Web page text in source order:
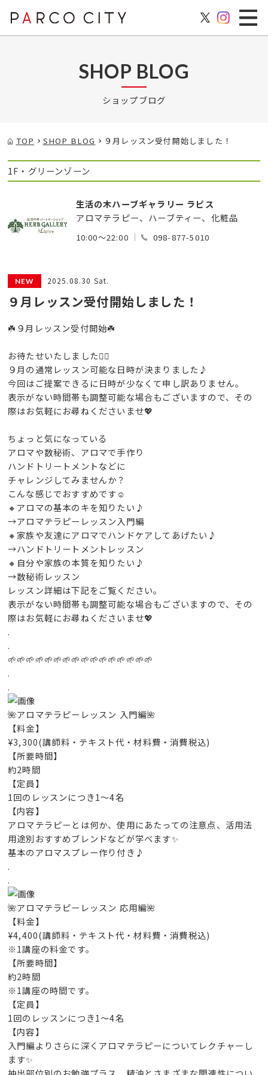
SHOP BLOG
ショップブログ
TOP SHOP BLOG ９月レッスン受付開始しました！
1F・グリーンゾーン
生活の木ハーブギャラリー ラピス
アロマテラピー、ハーブティー、化粧品
10:00～22:00 098-877-5010
2025.08.30 Sat.
９月レッスン受付開始しました！
☘️９月レッスン受付開始☘️
お待たせいたしました🙇‍♀️
９月の通常レッスン可能な日時が決まりました♪
今回はご提案できるに日時が少なくて申し訳ありません。
表示がない時間帯も調整可能な場合もございますので、その
際はお気軽にお尋ねくださいませ💖
ちょっと気になっている
アロマや数秘術、アロマで手作り
ハンドトリートメントなどに
チャレンジしてみませんか？
こんな感じでおすすめです☺️
🔸アロマの基本のキを知りたい♪
→アロマテラピーレッスン入門編
🔸家族や友達にアロマでハンドケアしてあげたい♪
→ハンドトリートメントレッスン
🔸自分や家族の本質を知りたい♪
→数秘術レッスン
レッスン詳細は下記をご覧ください。
表示がない時間帯も調整可能な場合もございますので、その
際はお気軽にお尋ねくださいませ💖
.
.
🌱🌱🌱🌱🌱🌱🌱🌱🌱🌱🌱🌱🌱🌱🌱🌱
.
.
🌺アロマテラピーレッスン 入門編🌺
【料金】
¥3,300(講師料・テキスト代・材料費・消費税込)
【所要時間】
約2時間
【定員】
1回のレッスンにつき1～4名
【内容】
アロマテラピーとは何か、使用にあたっての注意点、活用法
用途別おすすめブレンドなどが学べます✨
基本のアロマスプレー作り付き♪
.
.
🌺アロマテラピーレッスン 応用編🌺
【料金】
¥4,400(講師料・テキスト代・材料費・消費税込)
※1講座の料金です。
【所要時間】
約2時間
※1講座の時間です。
【定員】
1回のレッスンにつき1～4名
【内容】
入門編よりさらに深くアロマテラピーについてレクチャーし
ます✨